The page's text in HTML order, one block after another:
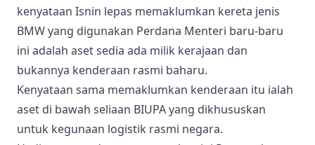
kenyataan Isnin lepas memaklumkan kereta jenis
BMW yang digunakan Perdana Menteri baru-baru
ini adalah aset sedia ada milik kerajaan dan
bukannya kenderaan rasmi baharu.
Kenyataan sama memaklumkan kenderaan itu ialah
aset di bawah seliaan BIUPA yang dikhususkan
untuk kegunaan logistik rasmi negara.